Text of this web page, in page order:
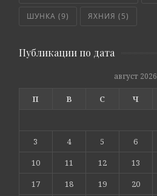
ШУНКА (9) ЯХНИЯ (5)
Публикации по дата
август 2026
П В С Ч
3
4 5 6
10
11 12 13
17
18 19 20